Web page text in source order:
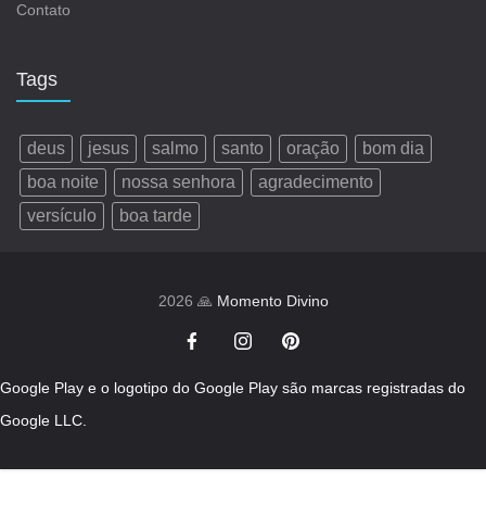
Contato
Tags
deus jesus salmo santo oração
bom dia
boa noite
nossa senhora
agradecimento
versículo
boa tarde
2026 🙏 Momento Divino
Google Play e o logotipo do Google Play são marcas registradas do
Google LLC.